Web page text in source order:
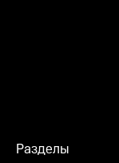
Разделы